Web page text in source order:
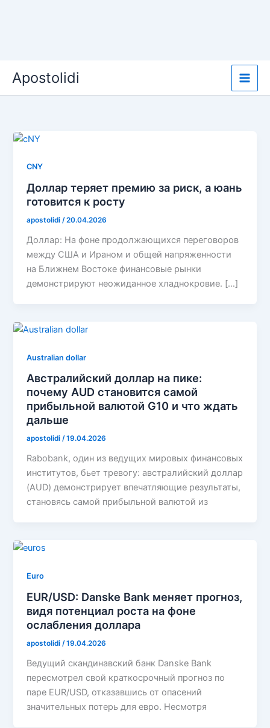
content
Apostolidi
CNY
Доллар теряет премию за риск, а юань
готовится к росту
apostolidi /20.04.2026
Доллар: На фоне продолжающихся переговоров
между США и Ираном и общей напряженности
на Ближнем Востоке финансовые рынки
демонстрируют неожиданное хладнокровие. […]
Australian dollar
Австралийский доллар на пике:
почему AUD становится самой
прибыльной валютой G10 и что ждать
дальше
apostolidi /19.04.2026
Rabobank, один из ведущих мировых финансовых
институтов, бьет тревогу: австралийский доллар
(AUD) демонстрирует впечатляющие результаты,
становясь самой прибыльной валютой из
Euro
EUR/USD: Danske Bank меняет прогноз,
видя потенциал роста на фоне
ослабления доллара
apostolidi /19.04.2026
Ведущий скандинавский банк Danske Bank
пересмотрел свой краткосрочный прогноз по
паре EUR/USD, отказавшись от опасений
значительных потерь для евро. Несмотря